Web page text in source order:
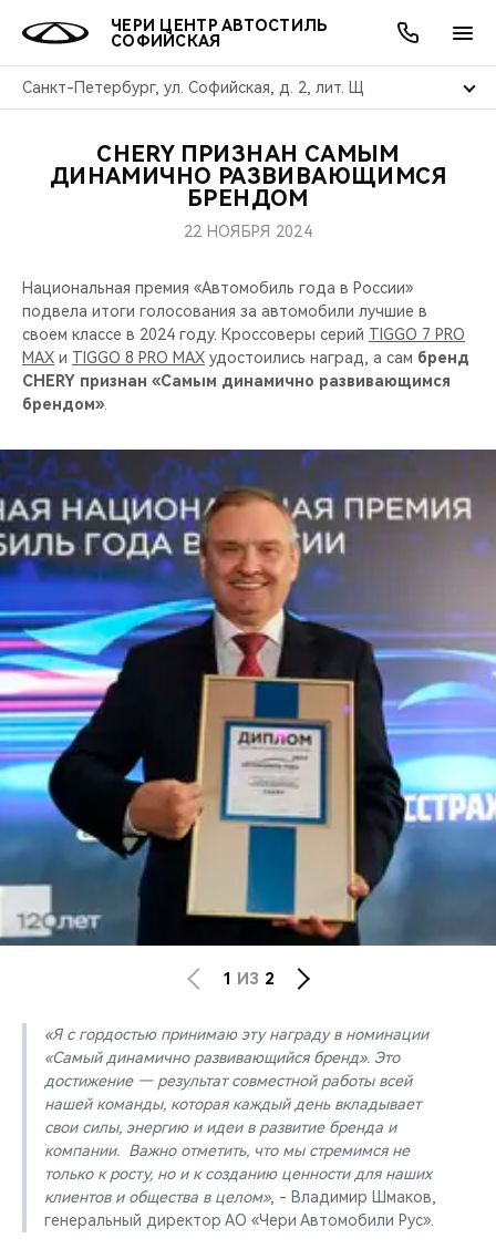
ЧЕРИ ЦЕНТР АВТОСТИЛЬ
СОФИЙСКАЯ
Санкт-Петербург, ул. Софийская, д. 2, лит. Щ
МОДЕЛИ
КРОССОВЕРЫ
СЕДАНЫ
ПОКУПАТЕЛЯМ
ВЛАДЕЛЬЦАМ
ПОДДЕРЖКА
CHERY CONNECT
МИР CHERY
CHERY В СОЦСЕТЯХ
ЛЮДИ CHERY
CHERY REMOTE
CHERY И СПОРТ
НАШИ МЕРОПРИЯТИЯ
ВИДЕООБЗОРЫ
CHERY ДЛЯ ДЕТЕЙ
АКЦИИ
ОНЛАЙН СЕРВИСЫ
О КОМПАНИИ
CHERY ПРИЗНАН САМЫМ
ДИНАМИЧНО РАЗВИВАЮЩИМСЯ
БРЕНДОМ
22 НОЯБРЯ 2024
Национальная премия «Автомобиль года в России»
подвела итоги голосования за автомобили лучшие в
своем классе в 2024 году. Кроссоверы серий TIGGO 7 PRO
MAX и TIGGO 8 PRO MAX удостоились наград, а сам бренд
CHERY признан «Самым динамично развивающимся
брендом»
1 ИЗ 2
«Я с гордостью принимаю эту награду в номинации
«Самый динамично развивающийся бренд». Это
достижение — результат совместной работы всей
нашей команды, которая каждый день вкладывает
свои силы, энергию и идеи в развитие бренда и
компании. Важно отметить, что мы стремимся не
только к росту, но и к созданию ценности для наших
клиентов и общества в целом», - Владимир Шмаков,
генеральный директор АО «Чери Автомобили Рус».